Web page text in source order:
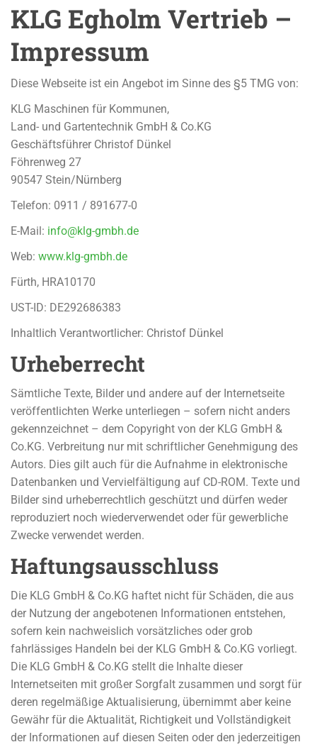
KLG Egholm Vertrieb –
Impressum
Diese Webseite ist ein Angebot im Sinne des §5 TMG von:
KLG Maschinen für Kommunen,
Land- und Gartentechnik GmbH & Co.KG
Geschäftsführer Christof Dünkel
Föhrenweg 27
90547 Stein/Nürnberg
Telefon: 0911 / 891677-0
E-Mail: info@klg-gmbh.de
Web: www.klg-gmbh.de
Fürth, HRA10170
UST-ID: DE292686383
Inhaltlich Verantwortlicher: Christof Dünkel
Urheberrecht
Sämtliche Texte, Bilder und andere auf der Internetseite
veröffentlichten Werke unterliegen – sofern nicht anders
gekennzeichnet – dem Copyright von der KLG GmbH &
Co.KG. Verbreitung nur mit schriftlicher Genehmigung des
Autors. Dies gilt auch für die Aufnahme in elektronische
Datenbanken und Vervielfältigung auf CD-ROM. Texte und
Bilder sind urheberrechtlich geschützt und dürfen weder
reproduziert noch wiederverwendet oder für gewerbliche
Zwecke verwendet werden.
Haftungsausschluss
Die KLG GmbH & Co.KG haftet nicht für Schäden, die aus
der Nutzung der angebotenen Informationen entstehen,
sofern kein nachweislich vorsätzliches oder grob
fahrlässiges Handeln bei der KLG GmbH & Co.KG vorliegt.
Die KLG GmbH & Co.KG stellt die Inhalte dieser
Internetseiten mit großer Sorgfalt zusammen und sorgt für
deren regelmäßige Aktualisierung, übernimmt aber keine
Gewähr für die Aktualität, Richtigkeit und Vollständigkeit
der Informationen auf diesen Seiten oder den jederzeitigen